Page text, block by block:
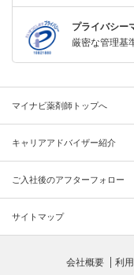
プライバシー
厳密な管理基
マイナビ薬剤師トップへ
キャリアアドバイザー紹介
ご入社後のアフターフォロー
サイトマップ
会社概要 利